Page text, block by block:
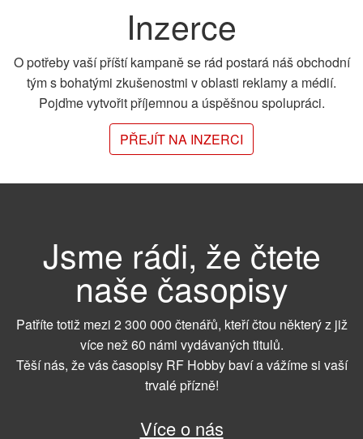
Inzerce
O potřeby vaší příští kampaně se rád postará náš obchodní
tým s bohatými zkušenostmi v oblasti reklamy a médií.
Pojďme vytvořit příjemnou a úspěšnou spolupráci.
PŘEJÍT NA INZERCI
Jsme rádi, že čtete
naše časopisy
Patříte totiž mezi 2 300 000 čtenářů, kteří čtou některý z již
více než 60 námi vydávaných titulů.
Těší nás, že vás časopisy RF Hobby baví a vážíme si vaší
trvalé přízně!
Více o nás